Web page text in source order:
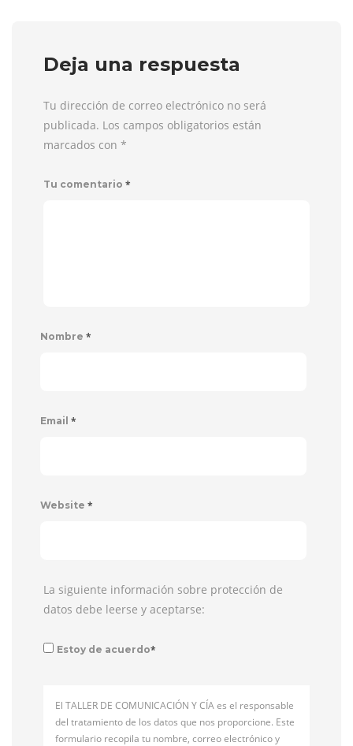
Deja una respuesta
Tu dirección de correo electrónico no será
publicada. Los campos obligatorios están
marcados con *
Tu comentario *
Nombre *
Email *
Website *
La siguiente información sobre protección de
datos debe leerse y aceptarse:
Estoy de acuerdo*
El TALLER DE COMUNICACIÓN Y CÍA es el responsable
del tratamiento de los datos que nos proporcione. Este
formulario recopila tu nombre, correo electrónico y